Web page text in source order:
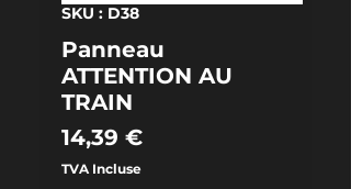
SKU : D38
Panneau
ATTENTION AU
TRAIN
14,39 €Prix
TVA Incluse